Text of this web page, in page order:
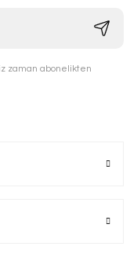
zaman abonelikten